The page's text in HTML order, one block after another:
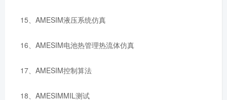
15、AMESIM液压系统仿真
16、AMESIM电池热管理热流体仿真
17、AMESIM控制算法
18、AMESIMMIL测试